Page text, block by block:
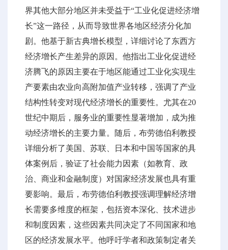
界其他大部分地区并未受益于“工业化促进经济增
长”这一路径，从而导致世界各地区经济分化加
剧。他基于新古典增长模型，详细讨论了东西方
经济增长产生差异的原因。他指出工业化促进经
济腾飞的原因主要在于地区能通过工业化实现生
产要素由农业向高附加值产业转移，强调了产业
结构性转变对现代经济增长的重要性。尤其在20
世纪中期后，服务业的重要性显著增加，成为推
动经济增长的主要力量。随后，布劳德伯利教授
详细分析了美国、苏联、日本和中国等国家的具
体案例后，验证了社会能力因素（如教育、政
治、商业和金融制度）对国家经济发展也具有重
要影响。最后，布劳德伯利教授强调理解经济增
长需要多维度的框架，包括资本深化、技术进步
和制度因素，这些因素共同决定了不同国家和地
区的经济发展水平。他呼吁学者和政策制定者关